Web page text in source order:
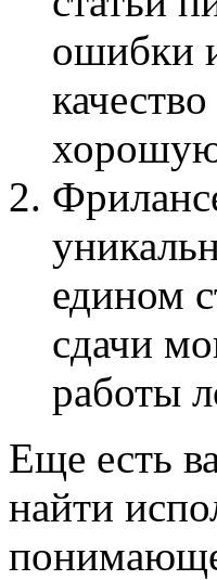
ошибки
едином
сдачи
работы
Еще есть
найти